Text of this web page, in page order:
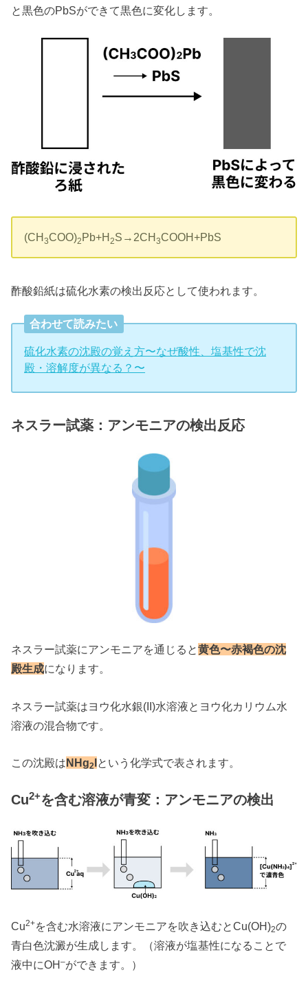
と黒色のPbSができて黒色に変化します。
(CH3COO)2 Pb+H 2S→2CH3COOH+PbS
酢酸鉛紙は硫化水素の検出反応として使われます。
合わせて読みたい
硫化水素の沈殿の覚え方〜なぜ酸性、塩基性で沈
殿・溶解度が異なる？〜
ネスラー試薬：アンモニアの検出反応
ネスラー試薬にアンモニアを通じると黄色〜赤褐色の沈
殿生成になります。
ネスラー試薬はヨウ化水銀(II)水溶液とヨウ化カリウム水
溶液の混合物です。
この沈殿はNHg2Iという化学式で表されます。
Cu2+を含む溶液が青変：アンモニアの検出
Cu2+を含む水溶液にアンモニアを吹き込むとCu(OH)2の
青白色沈澱が生成します。（溶液が塩基性になることで
液中にOH–ができます。）